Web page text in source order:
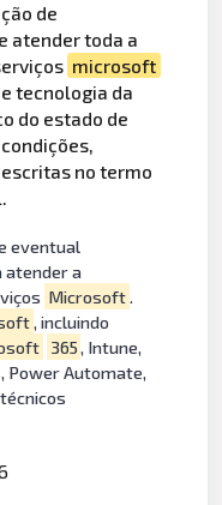
de
atender toda a
microsoft
tecnologia da
do estado de
no termo
eventual
atender a
Microsoft.
, incluindo
365, Intune,
Power Automate,